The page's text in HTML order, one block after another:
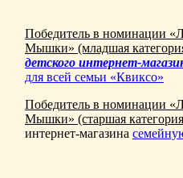
Победитель в номинации
Мышки» (младшая
детского интернет-
для всей семьи «Квиксо»
Победитель в номинации
Мышки» (старшая
интернет-магазина